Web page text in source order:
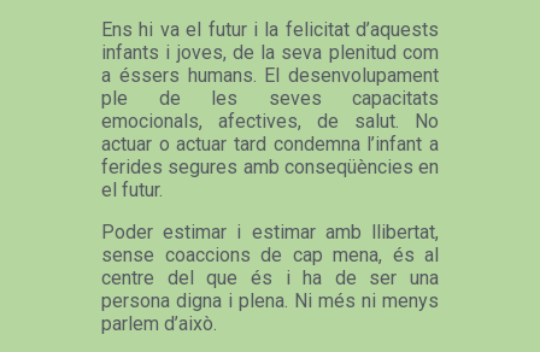
Ens hi va el futur i la felicitat d’aquests
infants i joves, de la seva plenitud com
a éssers humans. El desenvolupament
ple de les seves capacitats
emocionals, afectives, de salut. No
actuar o actuar tard condemna l’infant a
ferides segures amb conseqüències en
el futur.
Poder estimar i estimar amb llibertat,
sense coaccions de cap mena, és al
centre del que és i ha de ser una
persona digna i plena. Ni més ni menys
parlem d’això.